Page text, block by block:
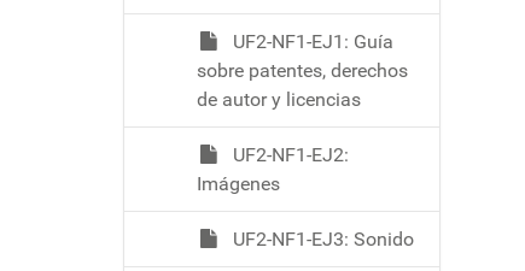
UF2-NF1-EJ1: Guía
sobre patentes, derechos
de autor y licencias
UF2-NF1-EJ2:
Imágenes
UF2-NF1-EJ3: Sonido